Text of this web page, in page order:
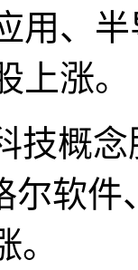
用、
上涨。
技概
尔软